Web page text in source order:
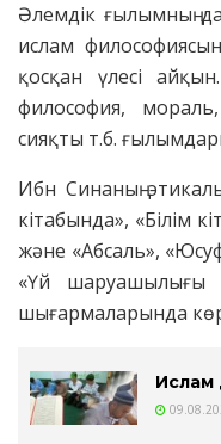
Әлемдік ғылымның
ислам
қосқан үлесі
философия,
сияқты т.б.
Ибн Синаның
кітабында», «Білім
және «Абсаль»,
«Үй шаруашылығы
шығармаларында
Ислам